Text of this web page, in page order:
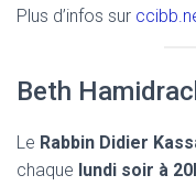
Plus d’infos sur
Beth
Le Rabbin Didier
chaque lundi soir à